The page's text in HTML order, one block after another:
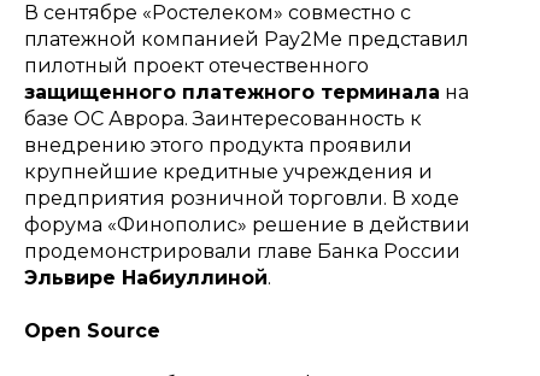
В сентябре «Ростелеком» совместно с
платежной компанией Pay2Me представил
пилотный проект отечественного
защищенного платежного терминала на
базе ОС Аврора. Заинтересованность к
внедрению этого продукта проявили
крупнейшие кредитные учреждения и
предприятия розничной торговли. В ходе
форума «Финополис» решение в действии
продемонстрировали главе Банка России
Эльвире Набиуллиной.
Open Source